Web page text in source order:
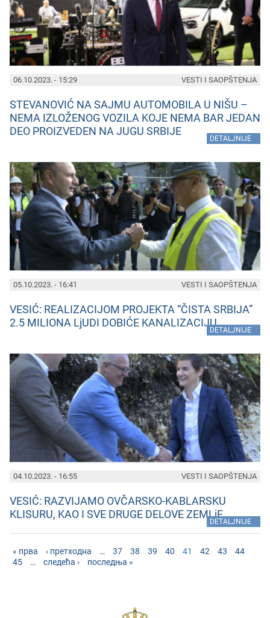
06.10.2023. - 15:29
STEVANOVIĆ NA SAJMU AUTOMOBILA U NIŠU –
NEMA IZLOŽENOG VOZILA KOJE NEMA BAR JEDAN
DEO PROIZVEDEN NA JUGU SRBIJE
DETALJNIJE
VESTI I SAOPŠTENJA
05.10.2023. - 16:41
VESIĆ: REALIZACIJOM PROJEKTA “ČISTA SRBIJA”
2.5 MILIONA LjUDI DOBIĆE KANALIZACIJU
DETALJNIJE
VESTI I SAOPŠTENJA
04.10.2023. - 16:55
VESIĆ: RAZVIJAMO OVČARSKO-KABLARSKU
KLISURU, KAO I SVE DRUGE DELOVE ZEMLjE
DETALJNIJE
VESTI I SAOPŠTENJA
« прва ‹ претходна … 37 38 39 40 41 42 43
44
45
… следећа › последња »